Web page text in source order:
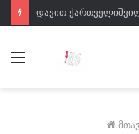
მენიუ